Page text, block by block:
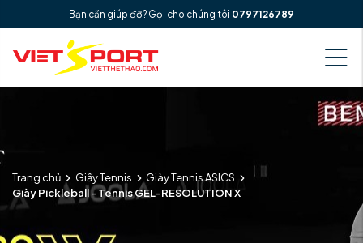
Bạn cần giúp đỡ? Gọi cho chúng tôi 0797126789
Trang chủ Giầy Tennis
Giày Tennis ASICS
Giày Pickleball - Tennis GEL-RESOLUTION X